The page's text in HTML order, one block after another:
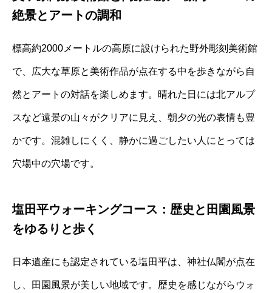
絶景とアートの調和
標高約2000メートルの高原に設けられた野外彫刻美術館
で、広大な草原と美術作品が点在する中を歩きながら自
然とアートの対話を楽しめます。晴れた日には北アルプ
スなど遠景の山々がクリアに見え、朝夕の光の表情も豊
かです。混雑しにくく、静かに過ごしたい人にとっては
穴場中の穴場です。
塩田平ウォーキングコース：歴史と田園風景
をゆるりと歩く
日本遺産にも認定されている塩田平は、神社仏閣が点在
し、田園風景が美しい地域です。歴史を感じながらウォ